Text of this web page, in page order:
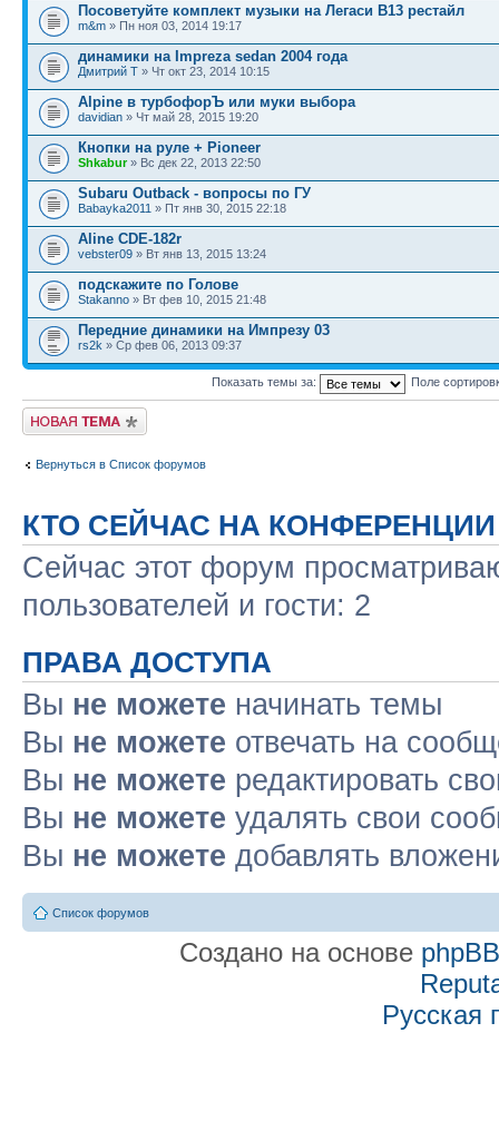
Посоветуйте комплект музыки на Легаси B13 рестайл
m&m » Пн ноя 03, 2014 19:17
динамики на Impreza sedan 2004 года
Дмитрий Т » Чт окт 23, 2014 10:15
Alpine в турбофорЪ или муки выбора
davidian » Чт май 28, 2015 19:20
Кнопки на руле + Pioneer
Shkabur» Вс дек 22, 2013 22:50
Subaru Outback - вопросы по ГУ
Babayka2011 » Пт янв 30, 2015 22:18
Aline CDE-182r
vebster09 » Вт янв 13, 2015 13:24
подскажите по Голове
Stakanno » Вт фев 10, 2015 21:48
Передние динамики на Импрезу 03
rs2k » Ср фев 06, 2013 09:37
Показать темы за: Поле
Новая тема
Вернуться в Список форумов
КТО СЕЙЧАС НА КОНФЕРЕНЦИИ
Сейчас этот форум
пользователей и гости: 2
ПРАВА ДОСТУПА
Вы не можете начинать темы
Вы не можете отвечать на
Вы не можете редактировать
Вы не можете удалять свои
Вы не можете добавлять
Список форумов
Создано на основе phpBB
Русская